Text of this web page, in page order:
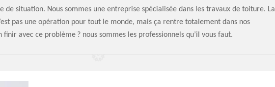
de situation. Nous sommes une entreprise spécialisée dans les travaux de toiture. La
pas une opération pour tout le monde, mais ça rentre totalement dans nos
finir avec ce problème ? nous sommes les professionnels qu’il vous faut.